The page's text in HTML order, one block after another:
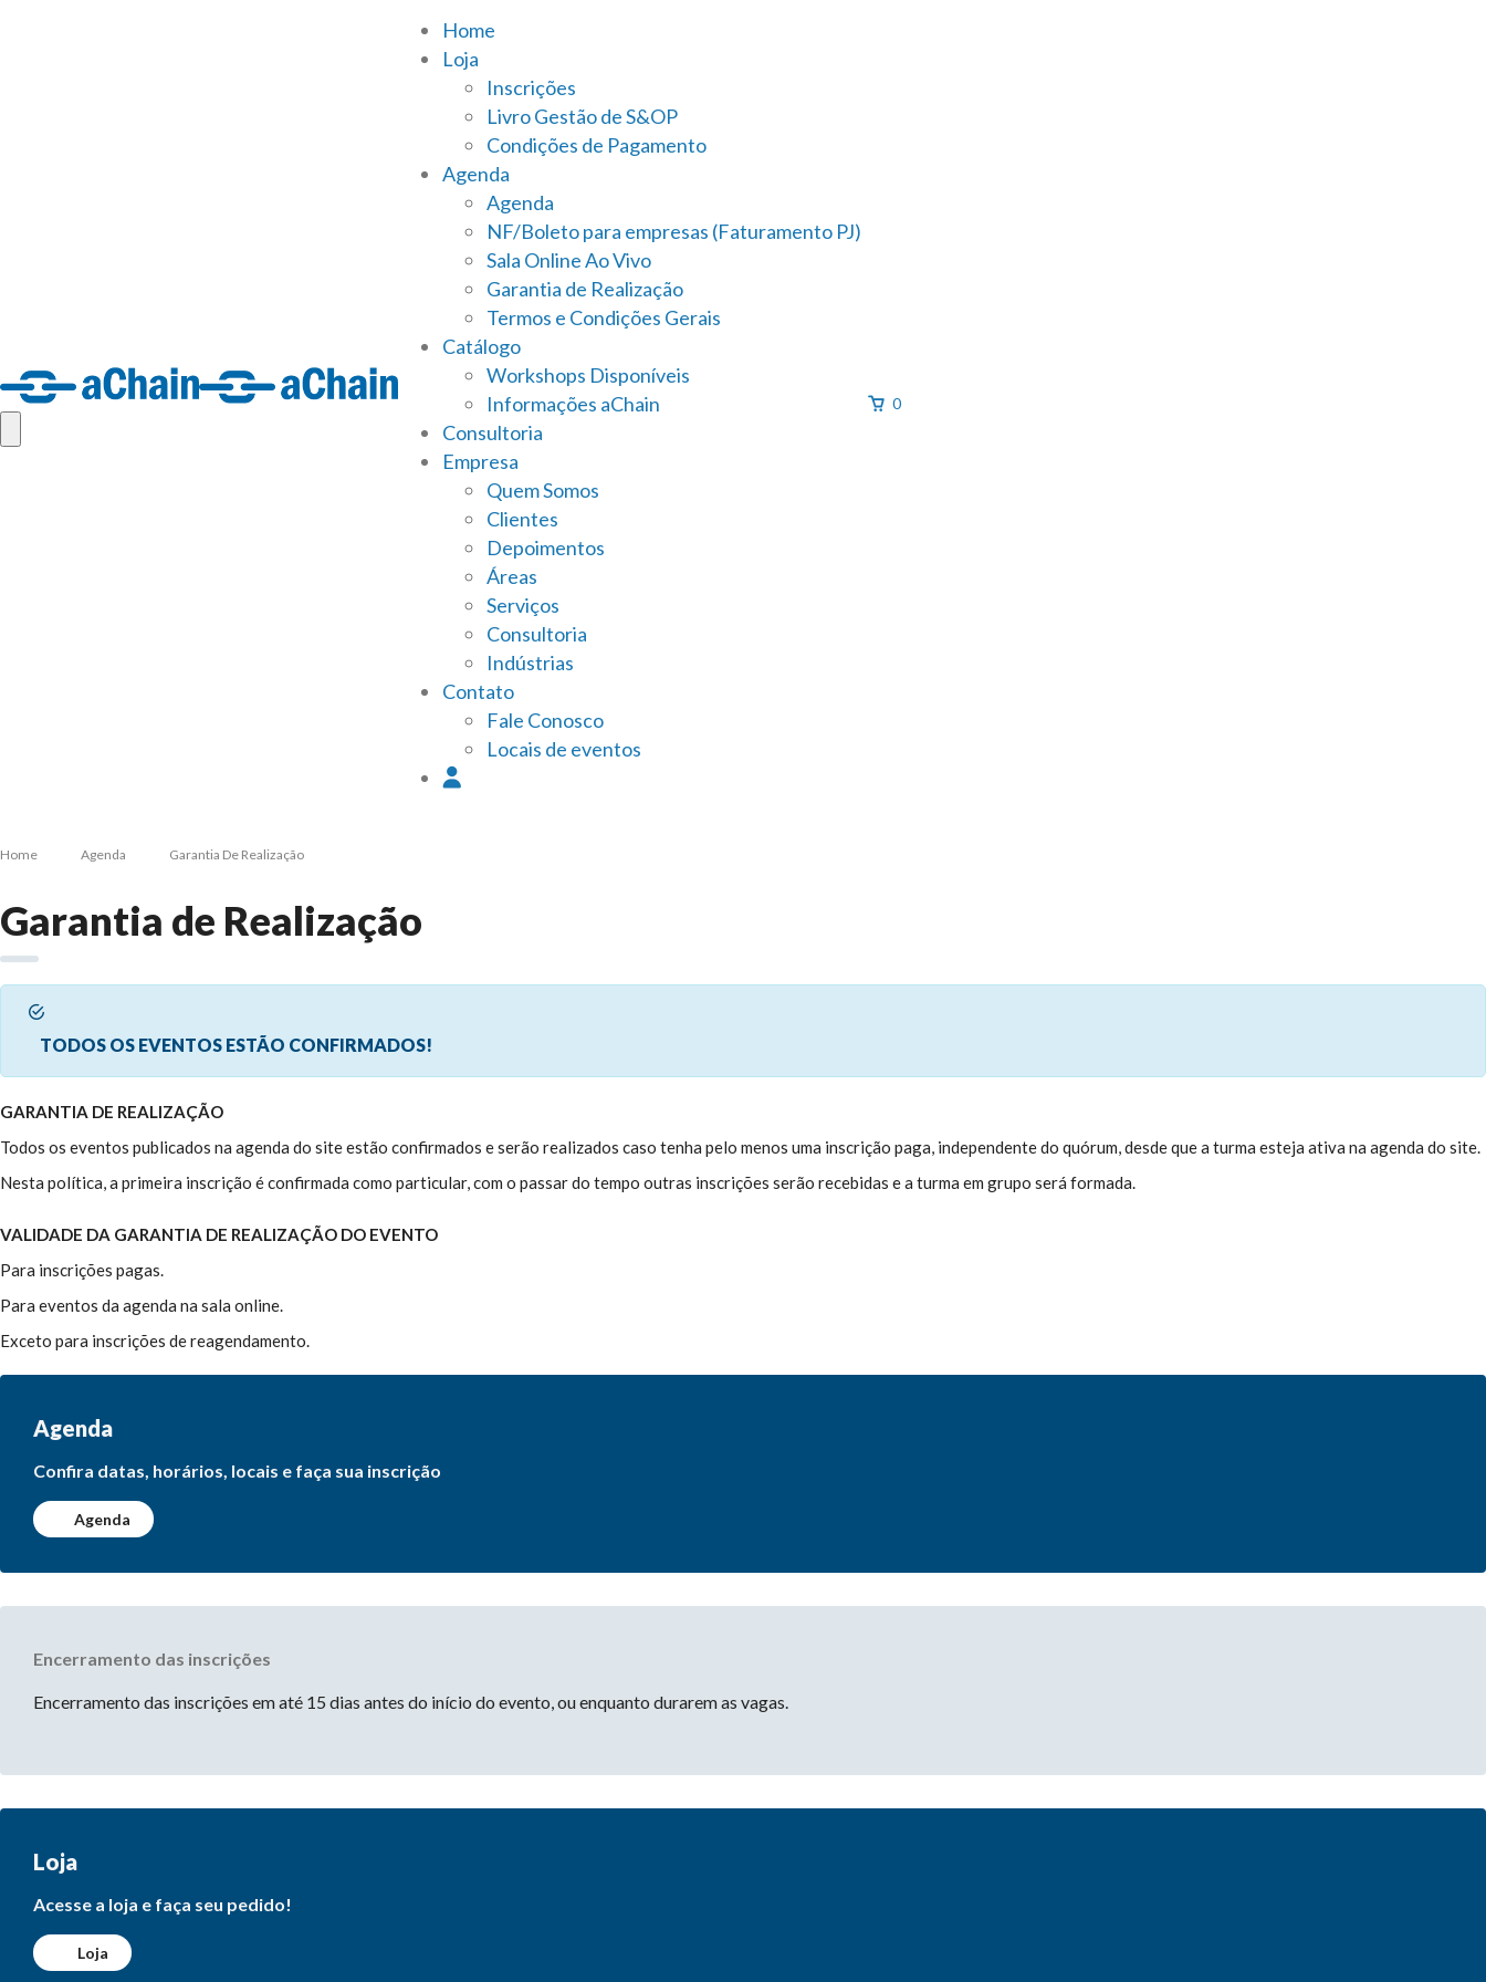
Home
Loja
Inscrições
Livro Gestão de S&OP
Condições de Pagamento
Agenda
Agenda
NF/Boleto para empresas (Faturamento PJ)
Sala Online Ao Vivo
Garantia de Realização
Termos e Condições Gerais
Catálogo
Workshops Disponíveis
Informações aChain
Consultoria
Empresa
Quem Somos
Clientes
Depoimentos
Áreas
Serviços
Consultoria
Indústrias
Contato
Fale Conosco
Locais de eventos
0
Home Agenda Garantia De Realização
Garantia de Realização
TODOS OS EVENTOS ESTÃO CONFIRMADOS!
GARANTIA DE REALIZAÇÃO
Todos os eventos publicados na agenda do site estão confirmados e serão realizados caso tenha pelo menos uma inscrição paga, independente do quórum, desde que a turma esteja ativa na agenda do site.
Nesta política, a primeira inscrição é confirmada como particular, com o passar do tempo outras inscrições serão recebidas e a turma em grupo será formada.
VALIDADE DA GARANTIA DE REALIZAÇÃO DO EVENTO
Para inscrições pagas.
Para eventos da agenda na sala online.
Exceto para inscrições de reagendamento.
Agenda
Confira datas, horários, locais e faça sua inscrição
Agenda
Encerramento das inscrições
Encerramento das inscrições em até 15 dias antes do início do evento, ou enquanto durarem as vagas.
Loja
Acesse a loja e faça seu pedido!
Loja